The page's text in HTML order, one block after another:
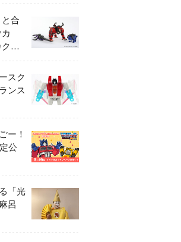
と合
」
スク
ンス
年
ー！
公
「光
呂